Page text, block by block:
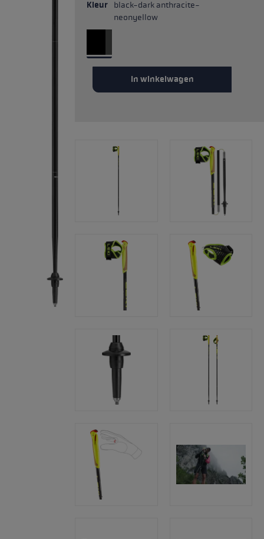
Kleur
black-dark anthracite-
neonyellow
In winkelwagen